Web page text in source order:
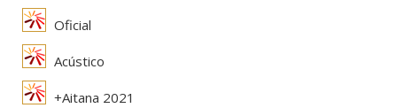
Oficial
Acústico
+Aitana 2021